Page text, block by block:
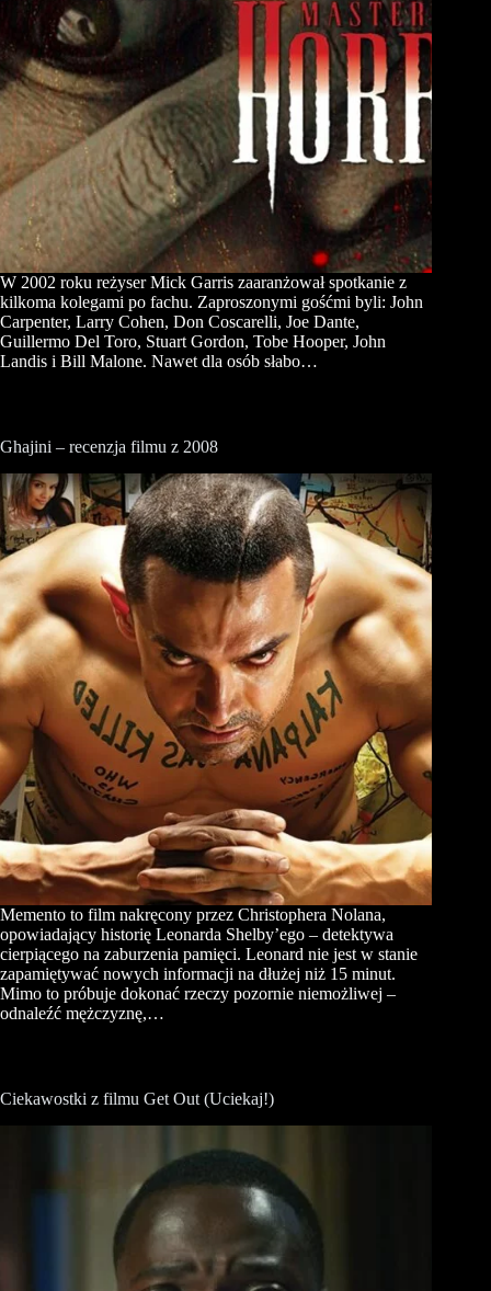
W 2002 roku reżyser Mick Garris zaaranżował spotkanie z
kilkoma kolegami po fachu. Zaproszonymi gośćmi byli: John
Carpenter, Larry Cohen, Don Coscarelli, Joe Dante,
Guillermo Del Toro, Stuart Gordon, Tobe Hooper, John
Landis i Bill Malone. Nawet dla osób słabo…
Ghajini – recenzja filmu z 2008
Memento to film nakręcony przez Christophera Nolana,
opowiadający historię Leonarda Shelby’ego – detektywa
cierpiącego na zaburzenia pamięci. Leonard nie jest w stanie
zapamiętywać nowych informacji na dłużej niż 15 minut.
Mimo to próbuje dokonać rzeczy pozornie niemożliwej –
odnaleźć mężczyznę,…
Ciekawostki z filmu Get Out (Uciekaj!)